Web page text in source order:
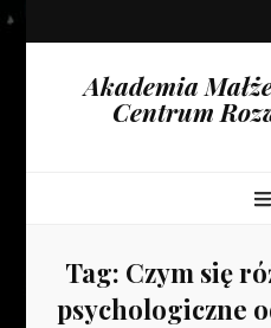
Akademia
Centrum
Tag: Czym się
psychologiczne